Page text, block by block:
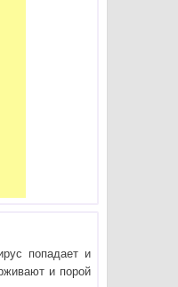
попадает и
и порой